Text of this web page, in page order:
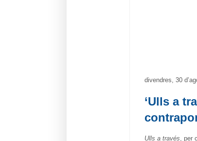
divendres, 30
‘Ulls a
Ulls a través, per